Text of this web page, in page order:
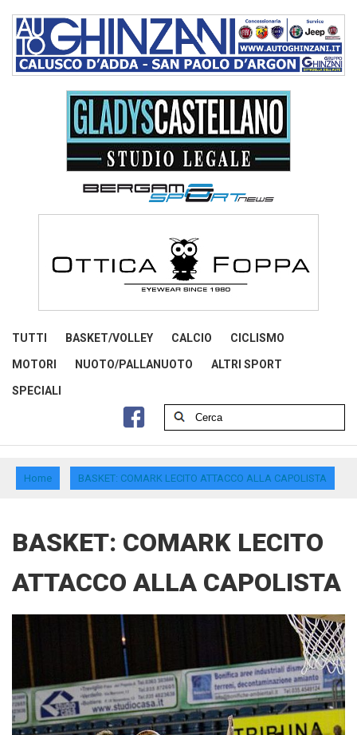
TUTTI BASKET/VOLLEY CALCIO CICLISMO
MOTORI NUOTO/PALLANUOTO ALTRI SPORT
SPECIALI
Home BASKET: COMARK LECITO ATTACCO ALLA CAPOLISTA
BASKET: COMARK LECITO
ATTACCO ALLA CAPOLISTA